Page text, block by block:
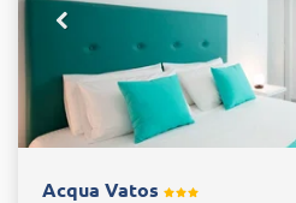
Acqua Vatos